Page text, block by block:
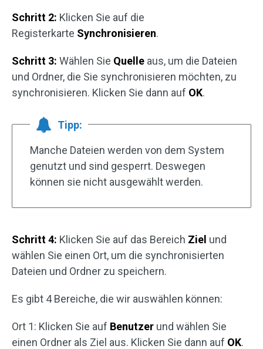
Schritt 2: Klicken Sie auf die
Registerkarte Synchronisieren.
Schritt 3: Wählen Sie Quelle aus, um die Dateien
und Ordner, die Sie synchronisieren möchten, zu
synchronisieren. Klicken Sie dann auf OK.
Tipp:
Manche Dateien werden von dem System
genutzt und sind gesperrt. Deswegen
können sie nicht ausgewählt werden.
Schritt 4: Klicken Sie auf das Bereich Ziel und
wählen Sie einen Ort, um die synchronisierten
Dateien und Ordner zu speichern.
Es gibt 4 Bereiche, die wir auswählen können:
Ort 1: Klicken Sie auf Benutzer und wählen Sie
einen Ordner als Ziel aus. Klicken Sie dann auf OK.